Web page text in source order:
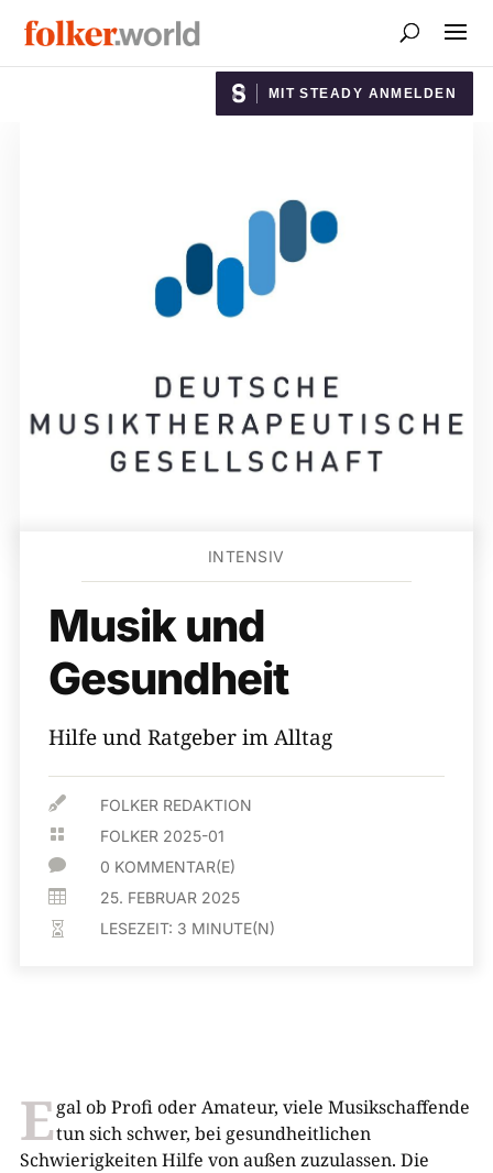
MIT STEADY ANMELDEN
INTENSIV
Musik und
Gesundheit
Hilfe und Ratgeber im Alltag
 FOLKER REDAKTION
 FOLKER 2025-01
 0 KOMMENTAR(E)
 25. FEBRUAR 2025
 LESEZEIT: 3 MINUTE(N)
Egal ob Profi oder Amateur, viele Musikschaffende
tun sich schwer, bei gesundheitlichen
Schwierigkeiten Hilfe von außen zuzulassen. Die